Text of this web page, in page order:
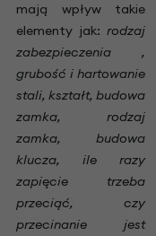
mają wpływ takie
elementy jak: rodzaj
zabezpieczenia ,
grubość i hartowanie
stali, kształt, budowa
zamka, rodzaj
zamka, budowa
klucza, ile razy
zapięcie trzeba
przeciąć, czy
przecinanie jest